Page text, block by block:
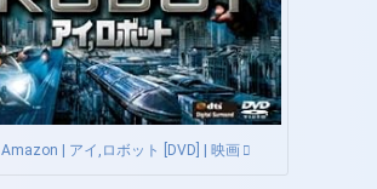
Amazon | アイ,ロボット [DVD] | 映画